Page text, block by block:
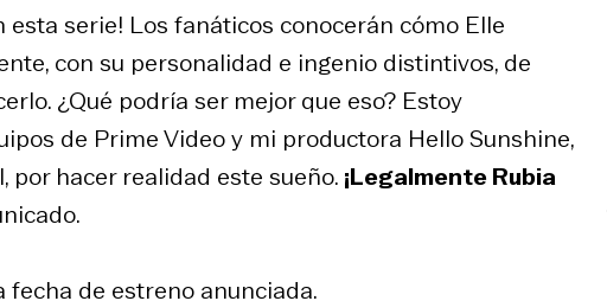
serie! Los fanáticos conocerán cómo Elle
con su personalidad e ingenio distintivos, de
¿Qué podría ser mejor que eso? Estoy
de Prime Video y mi productora Hello Sunshine,
hacer realidad este sueño. ¡Legalmente Rubia
de estreno anunciada.